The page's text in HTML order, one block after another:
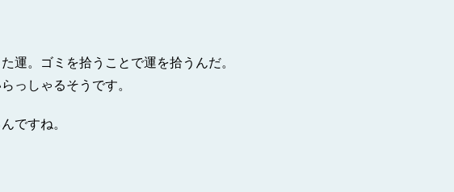
運。ゴミを拾うことで運を拾うんだ。
っしゃるそうです。
ですね。